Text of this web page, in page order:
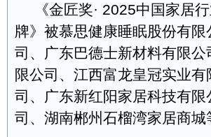
《金匠奖· 2025中国家居
牌》被慕思健康睡眠股份有
司、广东巴德士新材料有限
限公司、江西富龙皇冠实业
司、广东新红阳家居科技有
司、湖南郴州石榴湾家居商